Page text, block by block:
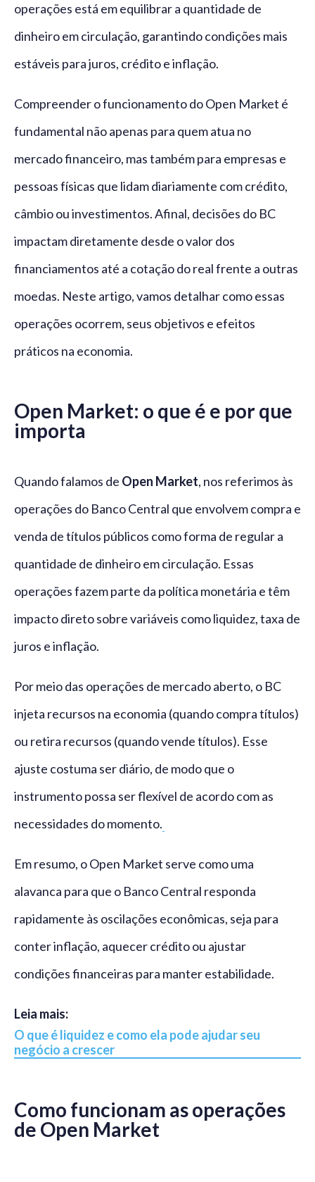
operações está em equilibrar a quantidade de
dinheiro em circulação, garantindo condições mais
estáveis para juros, crédito e inflação.
Compreender o funcionamento do Open Market é
fundamental não apenas para quem atua no
mercado financeiro, mas também para empresas e
pessoas físicas que lidam diariamente com crédito,
câmbio ou investimentos. Afinal, decisões do BC
impactam diretamente desde o valor dos
financiamentos até a cotação do real frente a outras
moedas. Neste artigo, vamos detalhar como essas
operações ocorrem, seus objetivos e efeitos
práticos na economia.
Open Market: o que é e por que
importa
Quando falamos de Open Market, nos referimos às
operações do Banco Central que envolvem compra e
venda de títulos públicos como forma de regular a
quantidade de dinheiro em circulação. Essas
operações fazem parte da política monetária e têm
impacto direto sobre variáveis como liquidez, taxa de
juros e inflação.
Por meio das operações de mercado aberto, o BC
injeta recursos na economia (quando compra títulos)
ou retira recursos (quando vende títulos). Esse
ajuste costuma ser diário, de modo que o
instrumento possa ser flexível de acordo com as
necessidades do momento.
Em resumo, o Open Market serve como uma
alavanca para que o Banco Central responda
rapidamente às oscilações econômicas, seja para
conter inflação, aquecer crédito ou ajustar
condições financeiras para manter estabilidade.
Leia mais:
O que é liquidez e como ela pode ajudar seu
negócio a crescer
Como funcionam as operações
de Open Market